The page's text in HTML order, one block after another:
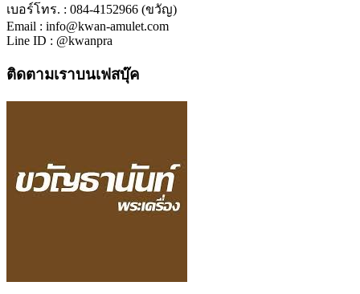
เบอร์โทร. : 084-4152966 (ขวัญ)
Email : info@kwan-amulet.com
Line ID : @kwanpra
ติดตามเราบนเฟสบุ๊ค